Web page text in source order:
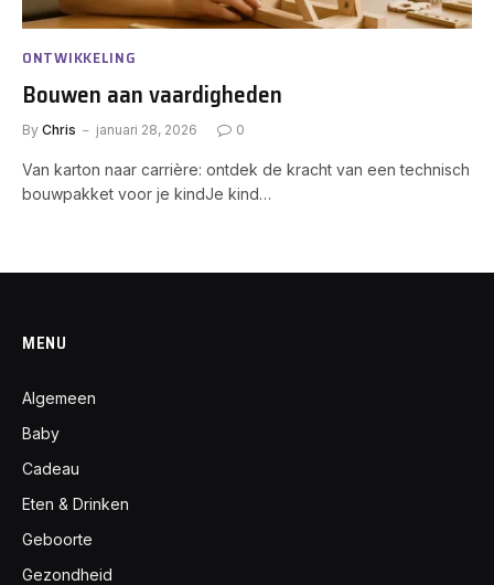
ONTWIKKELING
Bouwen aan vaardigheden
By Chris januari 28, 2026 0
Van karton naar carrière: ontdek de kracht van een technisch
bouwpakket voor je kindJe kind…
MENU
Algemeen
Baby
Cadeau
Eten & Drinken
Geboorte
Gezondheid